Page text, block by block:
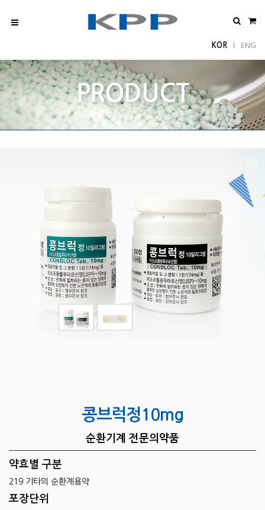
KOR ENG
PRODUCT
콩브럭정10mg
순환기계 전문의약품
약효별 구분
219 기타의 순환계용약
포장단위